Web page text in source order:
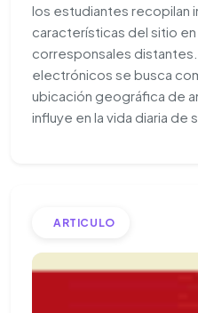
los estudiantes recopilan
características del sitio en
corresponsales
electrónicos se busca
ubicación geográfica de
influye en la vida diaria de
ARTICULO